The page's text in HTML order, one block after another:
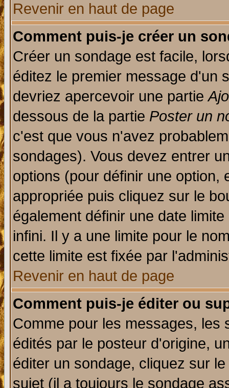
Revenir en haut de page
Comment puis-je créer un
Créer un sondage est facile,
éditez le premier message d'un
devriez apercevoir une partie
dessous de la partie Poster un
c'est que vous n'avez
sondages). Vous devez entrer
options (pour définir une option,
appropriée puis cliquez sur le
également définir une date
infini. Il y a une limite pour le
cette limite est fixée par
Revenir en haut de page
Comment puis-je éditer ou
Comme pour les messages, les
édités par le posteur d'origine,
éditer un sondage, cliquez sur
sujet (il a toujours le sondage